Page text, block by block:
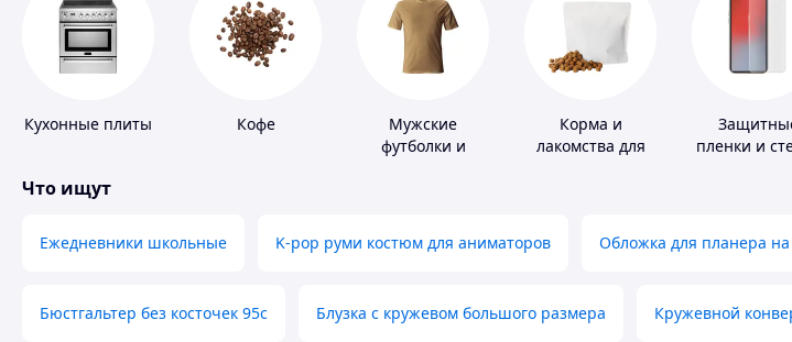
Кухонные плиты Кофе
Мужские
футболки и
Корма и
лакомства для
пленки и
Что ищут
Ежедневники школьные K-pop руми костюм для аниматоров Обложка для планера на
Бюстгальтер без косточек 95с Блузка с кружевом большого размера Кружевной